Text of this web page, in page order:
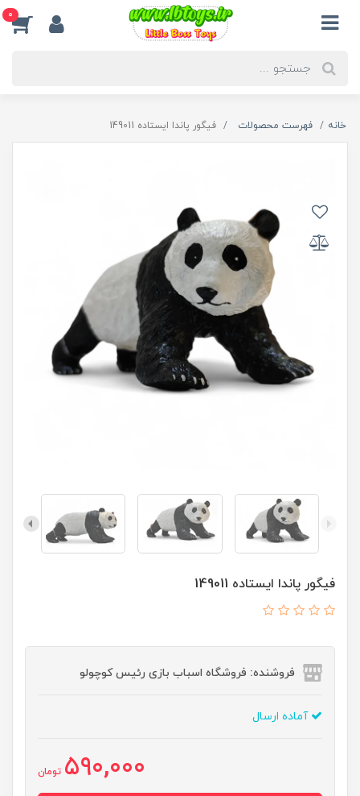
0
خانه فهرست محصولات فیگور پاندا ایستاده 149011
فیگور پاندا ایستاده 149011
فروشنده: فروشگاه اسباب بازی رئیس کوچولو
آماده ارسال
590,000 تومان